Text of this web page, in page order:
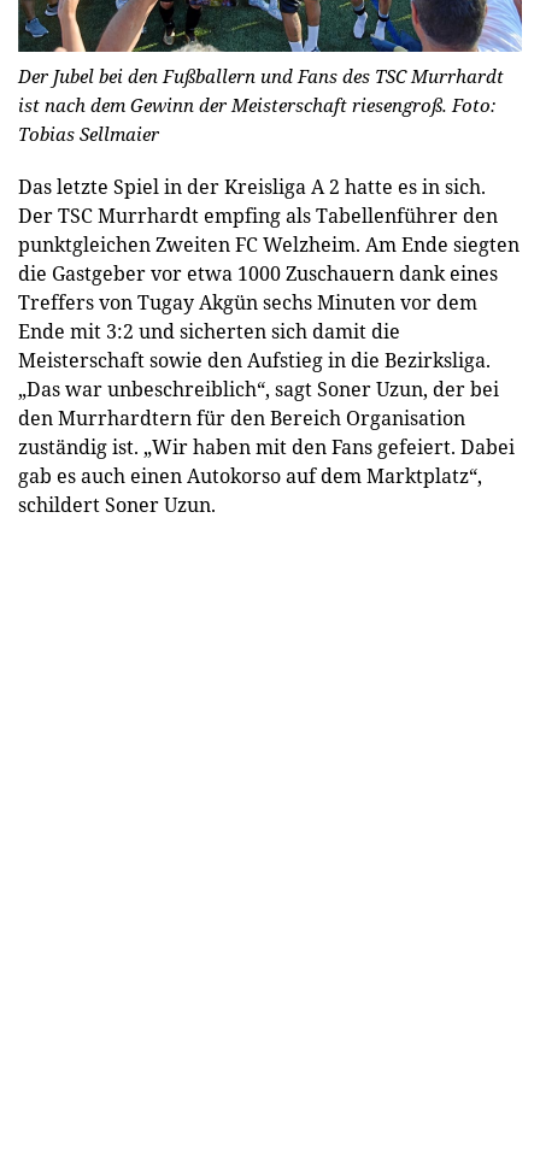
Der Jubel bei den Fußballern und Fans des TSC Murrhardt
ist nach dem Gewinn der Meisterschaft riesengroß. Foto:
Tobias Sellmaier
Das letzte Spiel in der Kreisliga A 2 hatte es in sich.
Der TSC Murrhardt empfing als Tabellenführer den
punktgleichen Zweiten FC Welzheim. Am Ende siegten
die Gastgeber vor etwa 1000 Zuschauern dank eines
Treffers von Tugay Akgün sechs Minuten vor dem
Ende mit 3:2 und sicherten sich damit die
Meisterschaft sowie den Aufstieg in die Bezirksliga.
„Das war unbeschreiblich“, sagt Soner Uzun, der bei
den Murrhardtern für den Bereich Organisation
zuständig ist. „Wir haben mit den Fans gefeiert. Dabei
gab es auch einen Autokorso auf dem Marktplatz“,
schildert Soner Uzun.